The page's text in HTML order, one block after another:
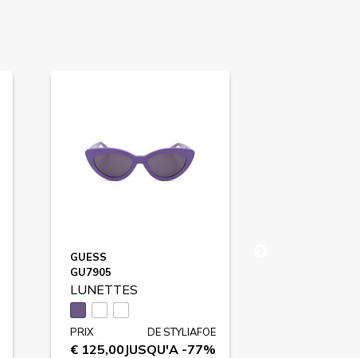
GUESS
GU7905
LUNETTES
PRIX
€ 125,00
DE STYLIAFOE
JUSQU'A -77%